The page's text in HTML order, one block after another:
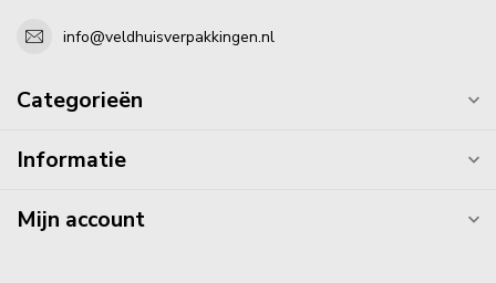
info@veldhuisverpakkingen.nl
Categorieën
Informatie
Mijn account